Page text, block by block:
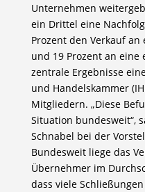
Unternehmen
ein Drittel eine
Prozent den Verkauf
und 19 Prozent an eine
zentrale Ergebnisse
und Handelskammer
Mitgliedern. „Diese
Situation bundesweit“,
Schnabel bei der
Bundesweit liege das
Übernehmer im
dass viele